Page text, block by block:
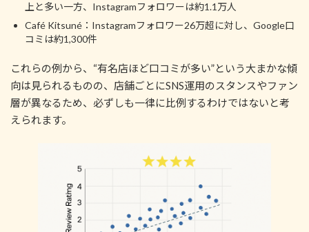
上と多い一方、Instagramフォロワーは約1.1万人
Café Kitsuné：Instagramフォロワー26万超に対し、Google口
コミは約1,300件
これらの例から、“有名店ほど口コミが多い”という大まかな傾
向は見られるものの、店舗ごとにSNS運用のスタンスやファン
層が異なるため、必ずしも一律に比例するわけではないと考
えられます。